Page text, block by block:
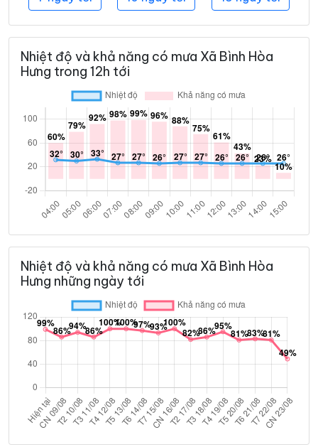
Nhiệt độ và khả năng có mưa Xã Bình Hòa
Hưng trong 12h tới
Nhiệt độ và khả năng có mưa Xã Bình Hòa
Hưng những ngày tới